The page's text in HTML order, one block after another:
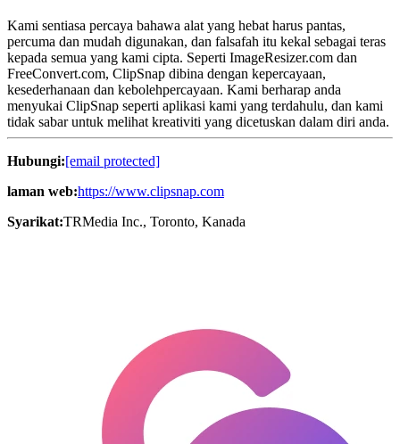
Kami sentiasa percaya bahawa alat yang hebat harus pantas,
percuma dan mudah digunakan, dan falsafah itu kekal sebagai teras
kepada semua yang kami cipta. Seperti ImageResizer.com dan
FreeConvert.com, ClipSnap dibina dengan kepercayaan,
kesederhanaan dan kebolehpercayaan. Kami berharap anda
menyukai ClipSnap seperti aplikasi kami yang terdahulu, dan kami
tidak sabar untuk melihat kreativiti yang dicetuskan dalam diri anda.
Hubungi:[email protected]
laman web:https://www.clipsnap.com
Syarikat:TRMedia Inc., Toronto, Kanada